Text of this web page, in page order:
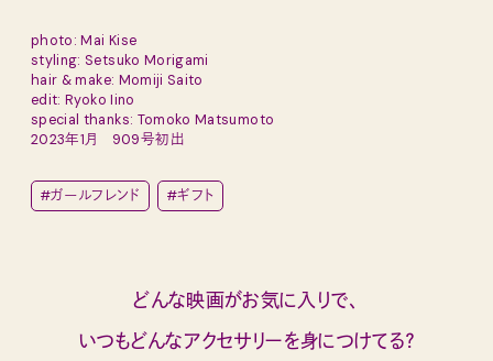
photo: Mai Kise
styling: Setsuko Morigami
hair & make: Momiji Saito
edit: Ryoko Iino
special thanks: Tomoko Matsumoto
2023年1月 909号初出
#ガールフレンド #ギフト
どんな映画がお気に入りで、
いつもどんなアクセサリーを身につけてる？